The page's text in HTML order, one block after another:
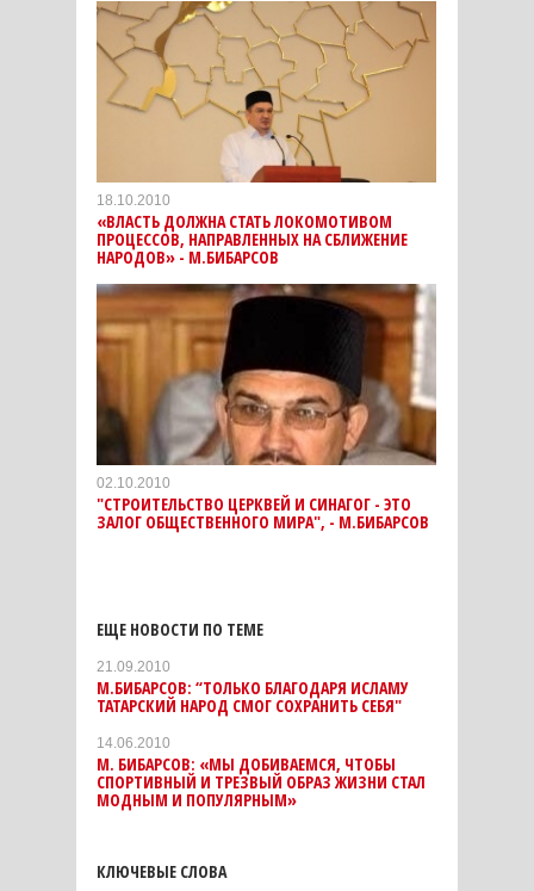
18.10.2010
«ВЛАСТЬ ДОЛЖНА СТАТЬ ЛОКОМОТИВОМ
ПРОЦЕССОВ, НАПРАВЛЕННЫХ НА СБЛИЖЕНИЕ
НАРОДОВ» - М.БИБАРСОВ
02.10.2010
"СТРОИТЕЛЬСТВО ЦЕРКВЕЙ И СИНАГОГ - ЭТО
ЗАЛОГ ОБЩЕСТВЕННОГО МИРА", - М.БИБАРСОВ
ЕЩЕ НОВОСТИ ПО ТЕМЕ
21.09.2010
М.БИБАРСОВ: “ТОЛЬКО БЛАГОДАРЯ ИСЛАМУ
ТАТАРСКИЙ НАРОД СМОГ СОХРАНИТЬ СЕБЯ"
14.06.2010
М. БИБАРСОВ: «МЫ ДОБИВАЕМСЯ, ЧТОБЫ
СПОРТИВНЫЙ И ТРЕЗВЫЙ ОБРАЗ ЖИЗНИ СТАЛ
МОДНЫМ И ПОПУЛЯРНЫМ»
КЛЮЧЕВЫЕ СЛОВА